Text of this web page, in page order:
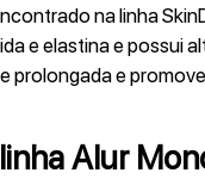
na linha
e elastina e possui
e
Alur